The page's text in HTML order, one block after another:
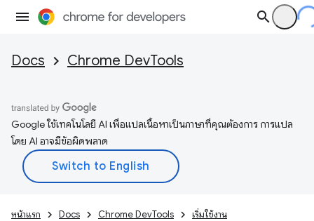
Docs Chrome DevTools
Google ใช้เทคโนโลยี AI เพื่อแปลเนื้อหาเป็นภาษาที่คุณต้องการ การแปล
โดย AI อาจมีข้อผิดพลาด
หน้าแรก Docs Chrome DevTools เริ่มใช้งาน